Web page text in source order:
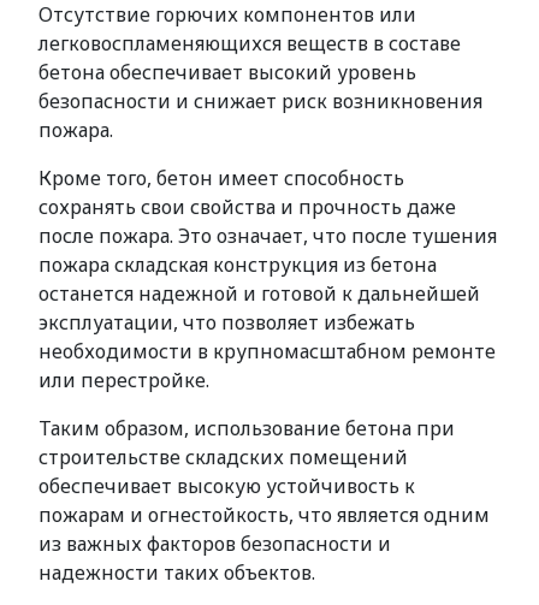
Отсутствие горючих компонентов или
легковоспламеняющихся веществ в составе
бетона обеспечивает высокий уровень
безопасности и снижает риск возникновения
пожара.
Кроме того, бетон имеет способность
сохранять свои свойства и прочность даже
после пожара. Это означает, что после тушения
пожара складская конструкция из бетона
останется надежной и готовой к дальнейшей
эксплуатации, что позволяет избежать
необходимости в крупномасштабном ремонте
или перестройке.
Таким образом, использование бетона при
строительстве складских помещений
обеспечивает высокую устойчивость к
пожарам и огнестойкость, что является одним
из важных факторов безопасности и
надежности таких объектов.